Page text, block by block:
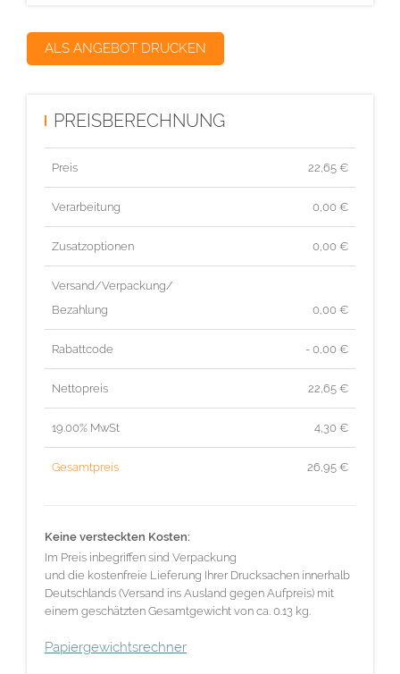
ALS ANGEBOT DRUCKEN
PREISBERECHNUNG
Preis 22,65 €
Verarbeitung 0,00 €
Zusatzoptionen 0,00 €
Versand/Verpackung/
Bezahlung
0,00 €
Rabattcode - 0,00 €
Nettopreis 22,65 €
19.00% MwSt 4,30 €
Gesamtpreis 26,95 €
Keine versteckten Kosten:
Im Preis inbegriffen sind Verpackung
und die kostenfreie Lieferung Ihrer Drucksachen innerhalb
Deutschlands (Versand ins Ausland gegen Aufpreis) mit
einem geschätzten Gesamtgewicht von ca. 0.13 kg.
Papiergewichtsrechner